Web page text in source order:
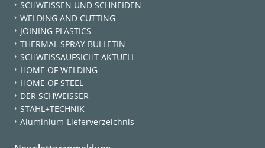
SCHWEISSEN UND SCHNEIDEN
WELDING AND CUTTING
JOINING PLASTICS
THERMAL SPRAY BULLETIN
SCHWEISSAUFSICHT AKTUELL
HOME OF WELDING
HOME OF STEEL
DER SCHWEISSER
STAHL+TECHNIK
Aluminium-Lieferverzeichnis